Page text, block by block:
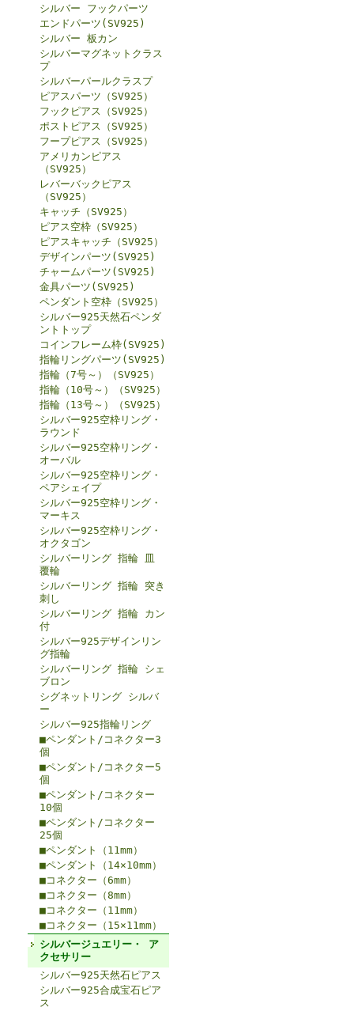
シルバー フックパーツ
エンドパーツ(SV925)
シルバー 板カン
シルバーマグネットクラス
プ
シルバーパールクラスプ
ピアスパーツ（SV925）
フックピアス（SV925）
ポストピアス（SV925）
フープピアス（SV925）
アメリカンピアス
（SV925）
レバーバックピアス
（SV925）
キャッチ（SV925）
ピアス空枠（SV925）
ピアスキャッチ（SV925）
デザインパーツ(SV925)
チャームパーツ(SV925)
金具パーツ(SV925)
ペンダント空枠（SV925）
シルバー925天然石ペンダ
ントトップ
コインフレーム枠(SV925)
指輪リングパーツ(SV925)
指輪（7号～）（SV925）
指輪（10号～）（SV925）
指輪（13号～）（SV925）
シルバー925空枠リング・
ラウンド
シルバー925空枠リング・
オーバル
シルバー925空枠リング・
ペアシェイプ
シルバー925空枠リング・
マーキス
シルバー925空枠リング・
オクタゴン
シルバーリング 指輪 皿
覆輪
シルバーリング 指輪 突き
刺し
シルバーリング 指輪 カン
付
シルバー925デザインリン
グ指輪
シルバーリング 指輪 シェ
ブロン
シグネットリング シルバ
ー
シルバー925指輪リング
■ペンダント/コネクター3
個
■ペンダント/コネクター5
個
■ペンダント/コネクター
10個
■ペンダント/コネクター
25個
■ペンダント（11mm）
■ペンダント（14×10mm）
■コネクター（6mm）
■コネクター（8mm）
■コネクター（11mm）
■コネクター（15×11mm）
シルバージュエリー・ ア
クセサリー
シルバー925天然石ピアス
シルバー925合成宝石ピア
ス